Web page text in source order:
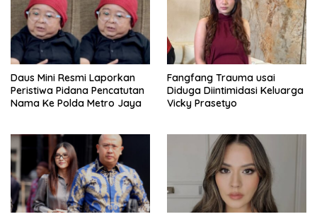
Daus Mini Resmi Laporkan
Peristiwa Pidana Pencatutan
Nama Ke Polda Metro Jaya
Fangfang Trauma usai
Diduga Diintimidasi Keluarga
Vicky Prasetyo